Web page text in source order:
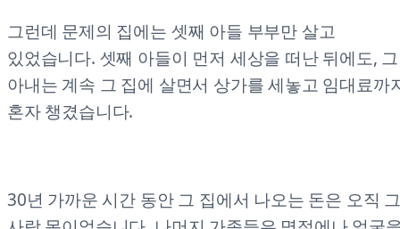
그런데 문제의 집에는 셋째 아들 부부만 살고
있었습니다. 셋째 아들이 먼저 세상을 떠난 뒤에도, 그
아내는 계속 그 집에 살면서 상가를 세놓고 임대료까
혼자 챙겼습니다.
30년 가까운 시간 동안 그 집에서 나오는 돈은 오직